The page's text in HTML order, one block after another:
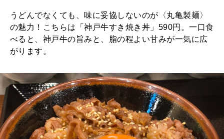
うどんでなくても、味に妥協しないのが〈丸亀製麺〉
の魅力！こちらは「神戸牛すき焼き丼」590円。一口食
べると、神戸牛の旨みと、脂の程よい甘みが一気に広
がります。